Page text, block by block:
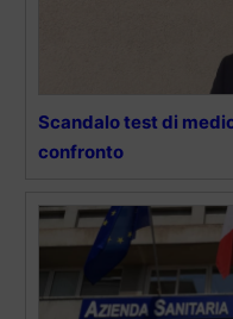
Scandalo test di
confronto